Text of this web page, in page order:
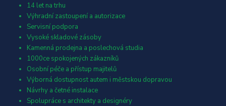
14 let na trhu
Výhradní zastoupení a autorizace
Servisní podpora
Vysoké skladové zásoby
Kamenná prodejna a poslechová studia
1000ce spokojených zákazníků
Osobní péče a přístup majitelů
Výborná dostupnost autem i městskou dopravou
Návrhy a četné instalace
Spolupráce s architekty a designéry